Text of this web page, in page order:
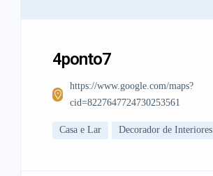
4ponto7
https://www.google.com/maps?
cid=8227647724730253561
Casa e Lar Decorador de Interiores